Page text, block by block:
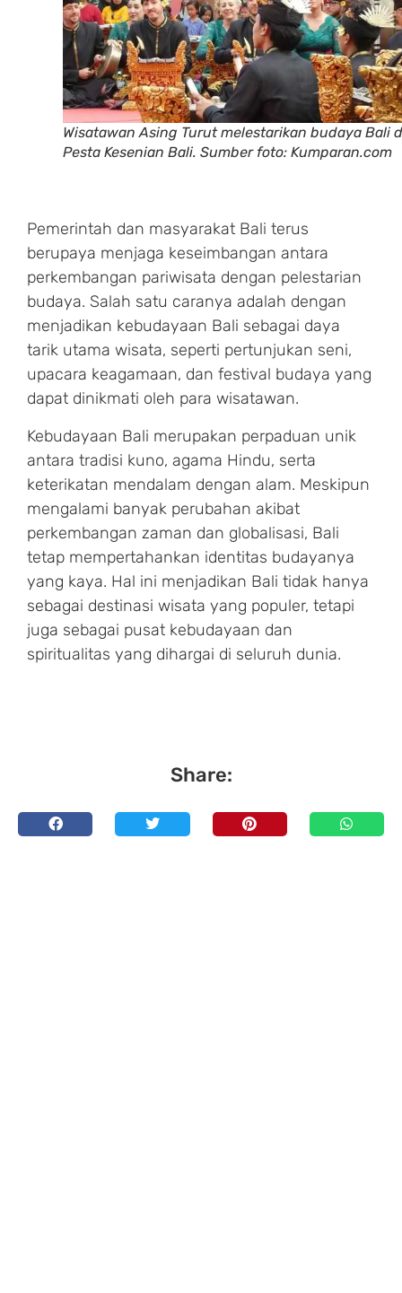
Wisatawan Asing Turut melestarikan budaya Bali
Pesta Kesenian Bali. Sumber foto: Kumparan.com
Pemerintah dan masyarakat Bali terus
berupaya menjaga keseimbangan antara
perkembangan pariwisata dengan pelestarian
budaya. Salah satu caranya adalah dengan
menjadikan kebudayaan Bali sebagai daya
tarik utama wisata, seperti pertunjukan seni,
upacara keagamaan, dan festival budaya yang
dapat dinikmati oleh para wisatawan.
Kebudayaan Bali merupakan perpaduan unik
antara tradisi kuno, agama Hindu, serta
keterikatan mendalam dengan alam. Meskipun
mengalami banyak perubahan akibat
perkembangan zaman dan globalisasi, Bali
tetap mempertahankan identitas budayanya
yang kaya. Hal ini menjadikan Bali tidak hanya
sebagai destinasi wisata yang populer, tetapi
juga sebagai pusat kebudayaan dan
spiritualitas yang dihargai di seluruh dunia.
Share: